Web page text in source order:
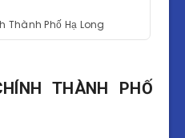
Thành Phố Hạ Long
THÀNH PHỐ